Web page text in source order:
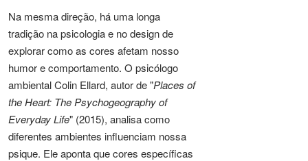
Na mesma direção, há uma longa
tradição na psicologia e no design de
explorar como as cores afetam nosso
humor e comportamento. O psicólogo
ambiental Colin Ellard, autor de "Places of
the Heart: The Psychogeography of
Everyday Life" (2015), analisa como
diferentes ambientes influenciam nossa
psique. Ele aponta que cores específicas